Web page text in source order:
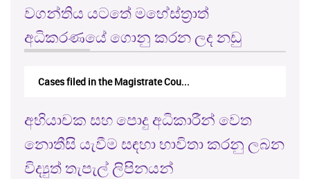
වගන්තිය යටතේ මහේස්ත්‍රාත්
අධිකරණයේ ගොනු කරන ලද නඩු
Cases filed in the Magistrate Cou...
අභියාචක සහ පොදු අධිකාරීන් වෙත
නොතීසි යැවීම සඳහා භාවිතා කරනු ලබන
විද්‍යුත් තැපැල් ලිපිනයන්